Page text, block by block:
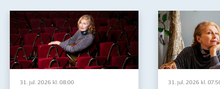
31. jul. 2026 kl. 08:00 31. jul. 2026 kl.